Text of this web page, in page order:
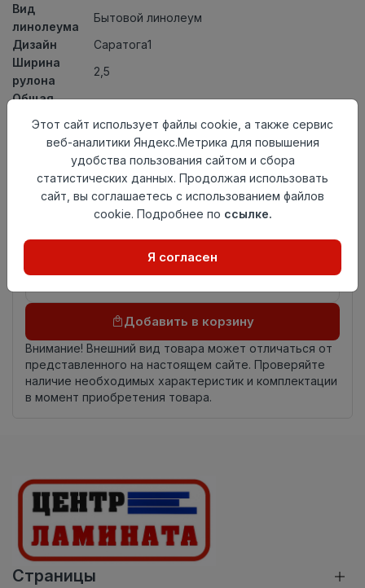
Вид
линолеума
Бытовой линолеум
Дизайн
Саратога1
Ширина
рулона
2,5
Общая
Актуален
Россия
Добавить в корзину
Внимание! Внешний вид товара может отличаться от
представленного на настоящем сайте. Проверяйте
наличие необходимых характеристик и комплектации
в момент приобретения товара.
Страницы
Этот сайт использует файлы cookie, а также сервис
веб-аналитики Яндекс.Метрика для повышения
удобства пользования сайтом и сбора
статистических данных. Продолжая использовать
сайт, вы соглашаетесь с использованием файлов
cookie. Подробнее по ссылке.
Я согласен